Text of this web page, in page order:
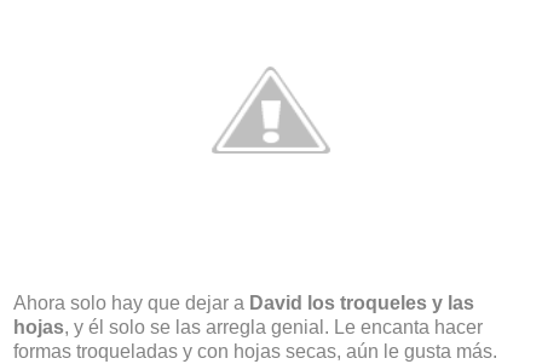
Ahora solo hay que dejar a David los troqueles y las
hojas, y él solo se las arregla genial. Le encanta hacer
formas troqueladas y con hojas secas, aún le gusta más.